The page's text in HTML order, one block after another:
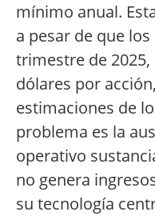
mínimo anual.
a pesar de que
trimestre de
dólares por
estimaciones de
problema es la
operativo
no genera
su tecnología